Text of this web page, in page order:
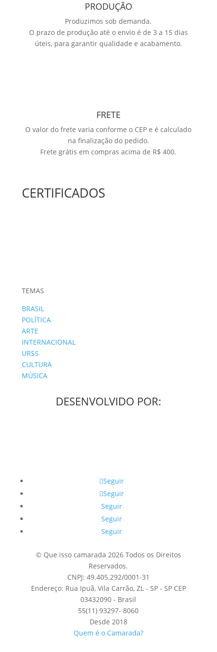
PRODUÇÃO
Produzimos sob demanda.
O prazo de produção até o envio é de 3 a 15 dias
úteis, para garantir qualidade e acabamento.
FRETE
O valor do frete varia conforme o CEP e é calculado
na finalização do pedido.
Frete grátis em compras acima de R$ 400.
CERTIFICADOS
TEMAS
BRASIL
POLÍTICA
ARTE
INTERNACIONAL
URSS
CULTURA
MÚSICA
DESENVOLVIDO POR:
Seguir
Seguir
Seguir
Seguir
Seguir
© Que isso camarada 2026 Todos os Direitos
Reservados.
CNPJ: 49.405.292/0001-31
Endereço: Rua Ipuã, Vila Carrão, ZL - SP - SP CEP
03432090 - Brasil
55(11) 93297- 8060
Desde 2018
Quem é o Camarada?